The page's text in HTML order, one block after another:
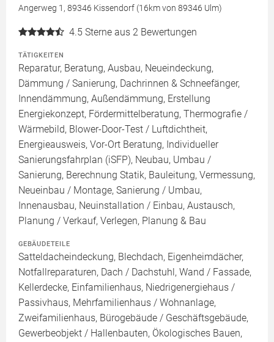
Angerweg 1, 89346 Kissendorf (16km von 89346 Ulm)
4.5 Sterne aus 2 Bewertungen
TÄTIGKEITEN
Reparatur, Beratung, Ausbau, Neueindeckung,
Dämmung / Sanierung, Dachrinnen & Schneefänger,
Innendämmung, Außendämmung, Erstellung
Energiekonzept, Fördermittelberatung, Thermografie /
Wärmebild, Blower-Door-Test / Luftdichtheit,
Energieausweis, Vor-Ort Beratung, Individueller
Sanierungsfahrplan (iSFP), Neubau, Umbau /
Sanierung, Berechnung Statik, Bauleitung, Vermessung,
Neueinbau / Montage, Sanierung / Umbau,
Innenausbau, Neuinstallation / Einbau, Austausch,
Planung / Verkauf, Verlegen, Planung & Bau
GEBÄUDETEILE
Satteldacheindeckung, Blechdach, Eigenheimdächer,
Notfallreparaturen, Dach / Dachstuhl, Wand / Fassade,
Kellerdecke, Einfamilienhaus, Niedrigenergiehaus /
Passivhaus, Mehrfamilienhaus / Wohnanlage,
Zweifamilienhaus, Bürogebäude / Geschäftsgebäude,
Gewerbeobjekt / Hallenbauten, Ökologisches Bauen,